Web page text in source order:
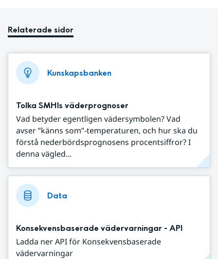
Relaterade sidor
Kunskapsbanken
Tolka SMHIs väderprognoser
Vad betyder egentligen vädersymbolen? Vad
avser ”känns som”-temperaturen, och hur ska du
förstå nederbördsprognosens procentsiffror? I
denna vägled...
Data
Konsekvensbaserade vädervarningar - API
Ladda ner API för Konsekvensbaserade
vädervarningar